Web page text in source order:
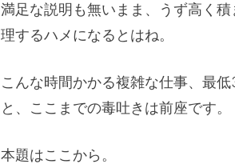
満足な説明も無いまま、うず高く
理するハメになるとはね。
こんな時間かかる複雑な仕事、最
と、ここまでの毒吐きは前座です。
本題はここから。